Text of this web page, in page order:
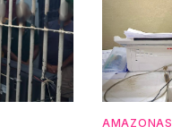
AMAZONAS